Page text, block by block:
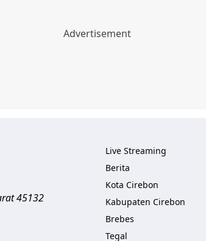
45132
Live Streaming
Berita
Kota Cirebon
Kabupaten Cirebon
Brebes
Tegal